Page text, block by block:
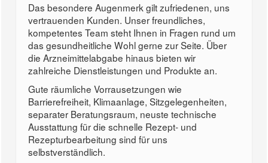
Das besondere Augenmerk gilt zufriedenen, uns
vertrauenden Kunden. Unser freundliches,
kompetentes Team steht Ihnen in Fragen rund um
das gesundheitliche Wohl gerne zur Seite. Über
die Arzneimittelabgabe hinaus bieten wir
zahlreiche Dienstleistungen und Produkte an.
Gute räumliche Vorrausetzungen wie
Barrierefreiheit, Klimaanlage, Sitzgelegenheiten,
separater Beratungsraum, neuste technische
Ausstattung für die schnelle Rezept- und
Rezepturbearbeitung sind für uns
selbstverständlich.